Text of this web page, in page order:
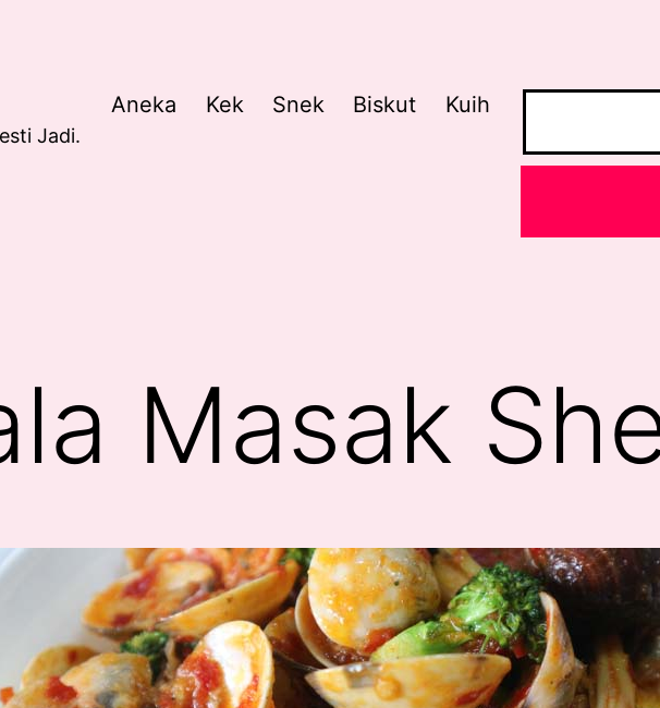
Jadi.
Aneka Kek Snek Biskut Kuih
Masak